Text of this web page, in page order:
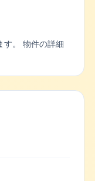
す。 物件の詳細